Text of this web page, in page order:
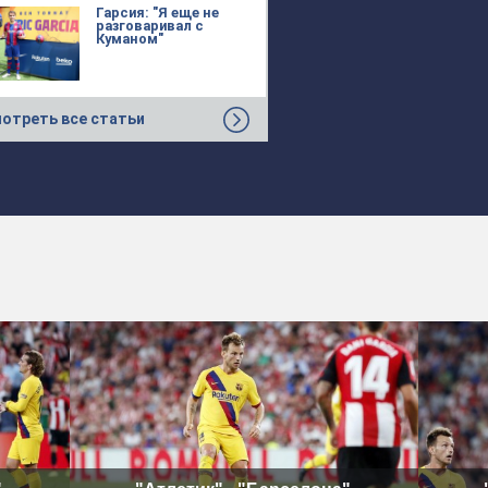
Гарсия: "Я еще не
разговаривал с
Куманом"
все статьи